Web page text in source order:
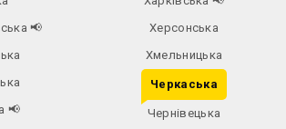
📢
📢
Херсонська
Хмельницька
Черкаська
Чернівецька